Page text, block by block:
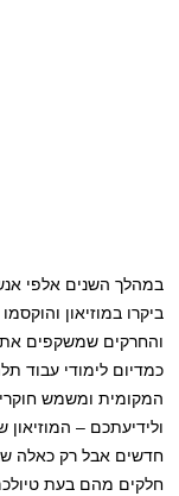
במהלך השנים אלפי
ביקרו במוזיאון
והחרקים שמשקפים את
כמדיום לימודי עבוד
המקומית ומשמש
ולידיעתכם –
חדשים אבל רק כאלה
חלקים מהם בעת